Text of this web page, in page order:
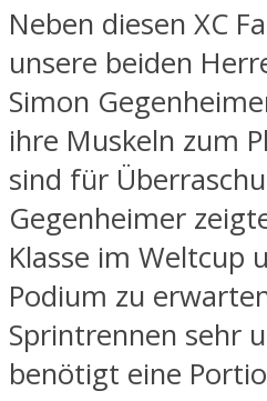
Neben diesen XC
unsere beiden
Simon
ihre Muskeln zum
sind für
Gegenheimer
Klasse im Weltcup
Podium zu
Sprintrennen sehr
benötigt eine